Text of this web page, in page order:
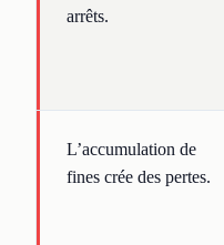
arrêts.
L’accumulation de
fines crée des pertes.